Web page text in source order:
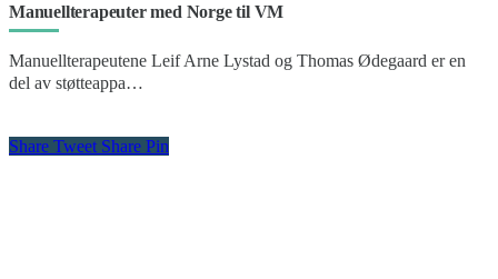
Manuellterapeuter med Norge til VM
Manuellterapeutene Leif Arne Lystad og Thomas Ødegaard er en
del av støtteappa…
Share Tweet Share Pin